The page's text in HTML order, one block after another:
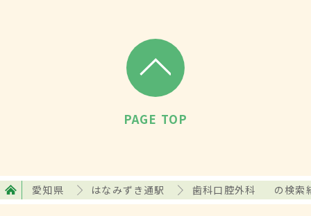
PAGE TOP
愛知県 はなみずき通駅 歯科口腔外科 の検索